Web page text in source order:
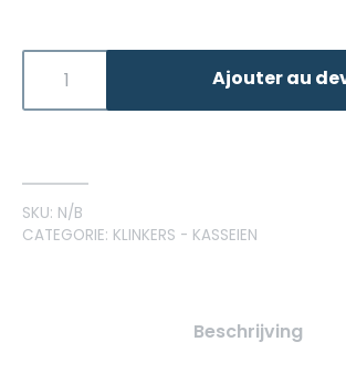
Ajouter au
SKU: N/B
CATEGORIE: KLINKERS - KASSEIEN
Beschrijving